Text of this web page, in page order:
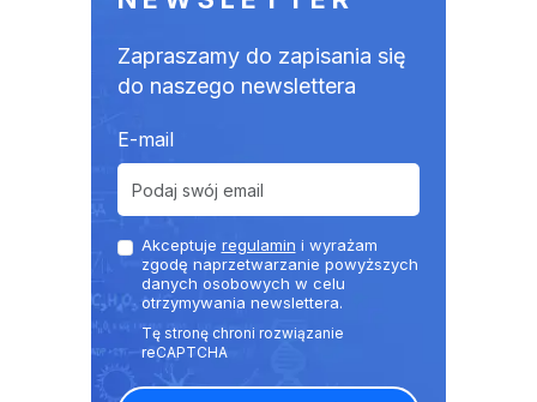
Zapraszamy do zapisania się
do naszego newslettera
E-mail
Akceptuje regulamin i wyrażam
zgodę naprzetwarzanie powyższych
danych osobowych w celu
otrzymywania newslettera.